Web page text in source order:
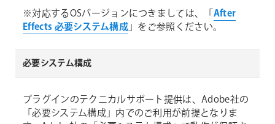
※対応するOSバージョンにつきましては、「 After
Effects 必要システム構成」をご参照ください。
必要システム構成
プラグインのテクニカルサポート提供は、Adobe社の
「必要システム構成」内でのご利用が前提となりま